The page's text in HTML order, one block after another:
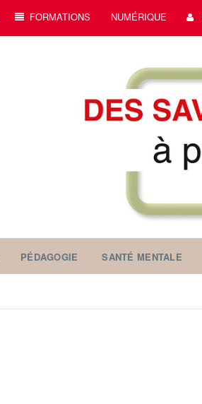
FORMATIONS NUMÉRIQUE
PÉDAGOGIE SANTÉ MENTALE